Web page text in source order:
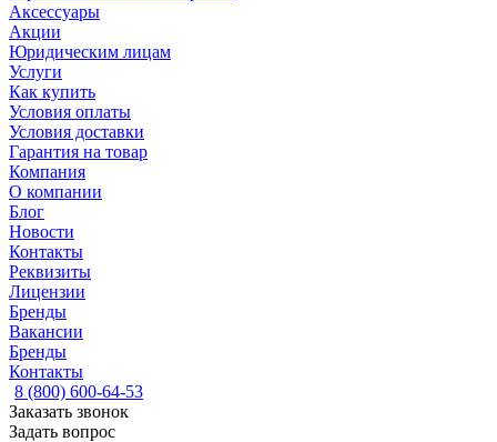
Аксессуары
Акции
Юридическим лицам
Услуги
Как купить
Условия оплаты
Условия доставки
Гарантия на товар
Компания
О компании
Блог
Новости
Контакты
Реквизиты
Лицензии
Бренды
Вакансии
Бренды
Контакты
8 (800) 600-64-53
Заказать звонок
Задать вопрос